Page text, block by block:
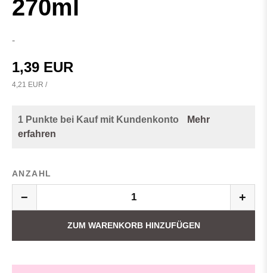
270ml
-
1,39 EUR
4,21 EUR /
1 Punkte bei Kauf mit Kundenkonto
Mehr
erfahren
ANZAHL
− +
ZUM WARENKORB HINZUFÜGEN